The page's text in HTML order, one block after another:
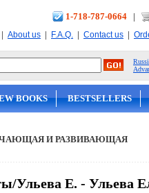
1-718-787-0664 |
| About us | F.A.Q. | Contact us |
BOOKS BESTSELLERS
И РАЗВИВАЮЩАЯ
Ульева Е. - Ульева